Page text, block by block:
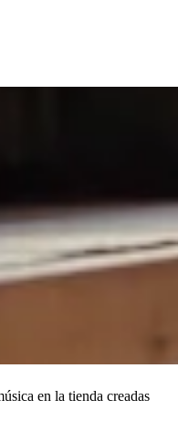
en la tienda creadas